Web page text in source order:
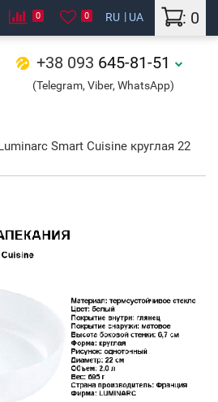
: 0
0 0 RU UA
+38 093 645-81-51
(Telegram, Viber, WhatsApp)
Smart Cuisine круглая 22